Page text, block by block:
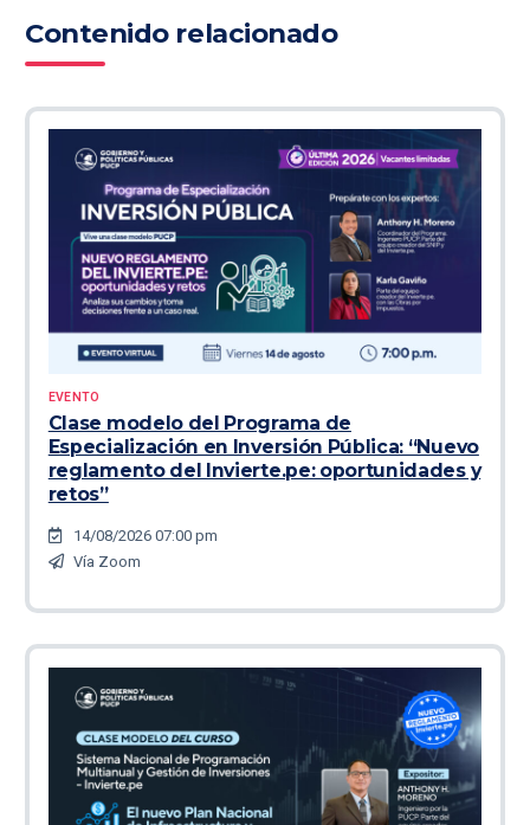
Contenido relacionado
EVENTO
Clase modelo del Programa de
Especialización en Inversión Pública: “Nuevo
reglamento del Invierte.pe: oportunidades y
retos”
14/08/2026 07:00 pm
Vía Zoom